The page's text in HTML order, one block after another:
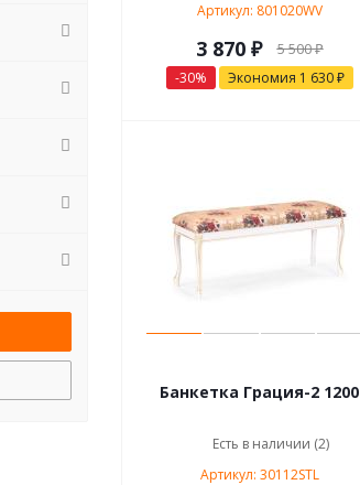
Артикул: 801020WV
3 870₽ 5 500₽
-30% Экономия 1 630₽
Банкетка Грация-2 1200
Есть в наличии (2)
Артикул: 30112STL